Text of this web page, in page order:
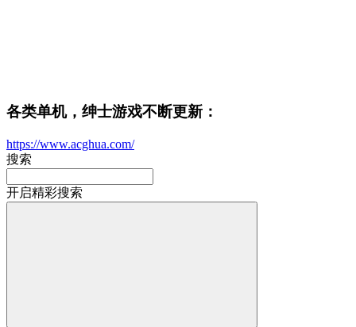
各类单机，绅士游戏不断更新：
https://www.acghua.com/
搜索
开启精彩搜索